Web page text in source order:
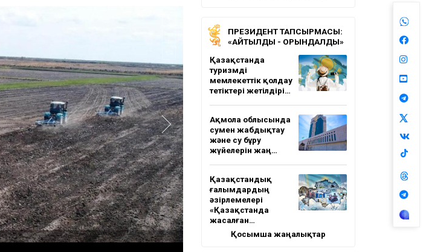
ПРЕЗИДЕНТ ТАПСЫРМАСЫ:
«АЙТЫЛДЫ - ОРЫНДАЛДЫ»
Қазақстанда
туризмді
мемлекеттік қолдау
тетіктері жетілдірі…
Ақмола облысында
сумен жабдықтау
және су бұру
жүйелерін жаң…
Қазақстандық
ғалымдардың
әзірлемелері
«Қазақстанда
жасалған…
Қосымша жаңалықтар